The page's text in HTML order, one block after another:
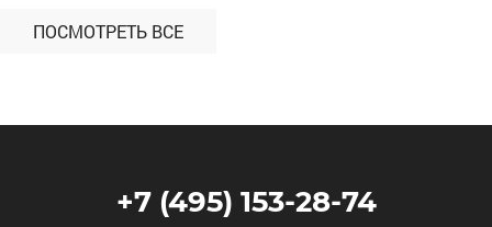
ПОСМОТРЕТЬ ВСЕ
+7 (495) 153-28-74